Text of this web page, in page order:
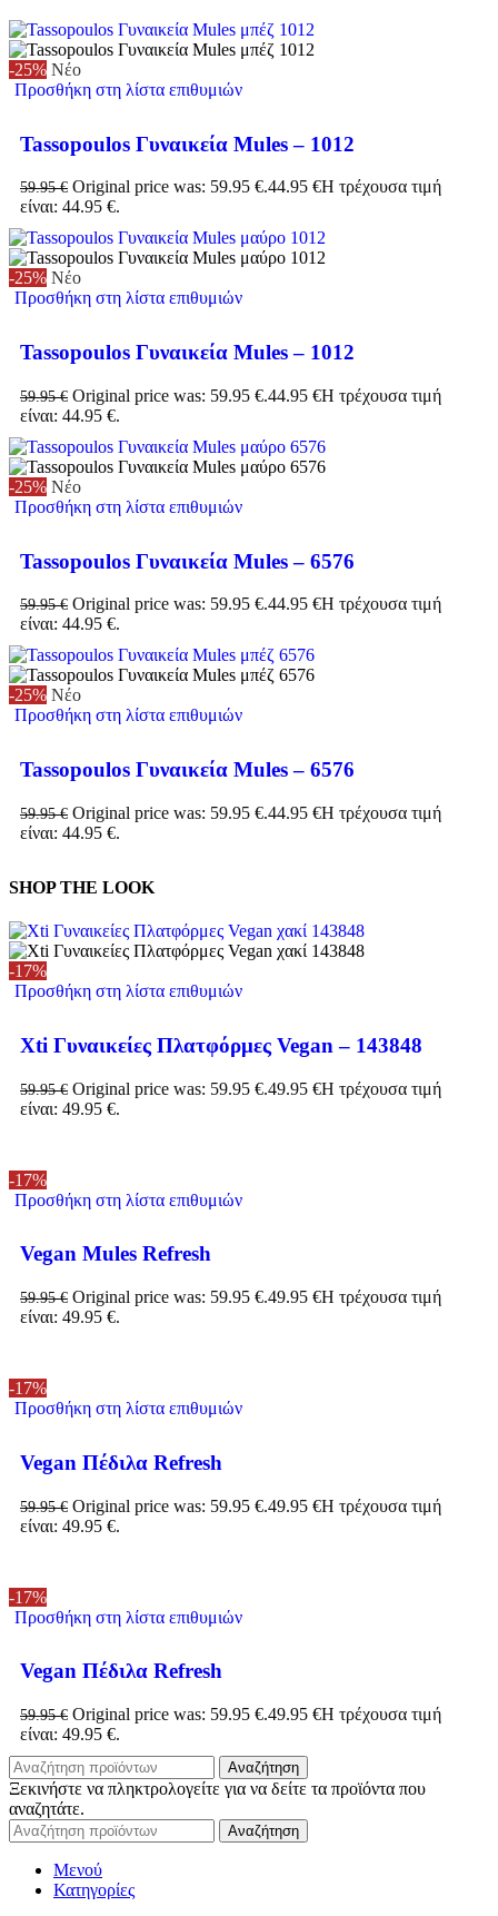
-25% Νέο
Προσθήκη στη λίστα επιθυμιών
Tassopoulos Γυναικεία Mules – 1012
59.95€ Original price was: 59.95 €.44.95 €Η τρέχουσα τιμή
είναι: 44.95 €.
-25% Νέο
Προσθήκη στη λίστα επιθυμιών
Tassopoulos Γυναικεία Mules – 1012
59.95€ Original price was: 59.95 €.44.95 €Η τρέχουσα τιμή
είναι: 44.95 €.
-25% Νέο
Προσθήκη στη λίστα επιθυμιών
Tassopoulos Γυναικεία Mules – 6576
59.95€ Original price was: 59.95 €.44.95 €Η τρέχουσα τιμή
είναι: 44.95 €.
-25% Νέο
Προσθήκη στη λίστα επιθυμιών
Tassopoulos Γυναικεία Mules – 6576
59.95€ Original price was: 59.95 €.44.95 €Η τρέχουσα τιμή
είναι: 44.95 €.
SHOP THE LOOK
-17%
Προσθήκη στη λίστα επιθυμιών
Xti Γυναικείες Πλατφόρμες Vegan – 143848
59.95€ Original price was: 59.95 €.49.95 €Η τρέχουσα τιμή
είναι: 49.95 €.
-17%
Προσθήκη στη λίστα επιθυμιών
Vegan Mules Refresh
59.95€ Original price was: 59.95 €.49.95 €Η τρέχουσα τιμή
είναι: 49.95 €.
-17%
Προσθήκη στη λίστα επιθυμιών
Vegan Πέδιλα Refresh
59.95€ Original price was: 59.95 €.49.95 €Η τρέχουσα τιμή
είναι: 49.95 €.
-17%
Προσθήκη στη λίστα επιθυμιών
Vegan Πέδιλα Refresh
59.95€ Original price was: 59.95 €.49.95 €Η τρέχουσα τιμή
είναι: 49.95 €.
Αναζήτηση
Ξεκινήστε να πληκτρολογείτε για να δείτε τα προϊόντα που
αναζητάτε.
Αναζήτηση
Μενού
Κατηγορίες